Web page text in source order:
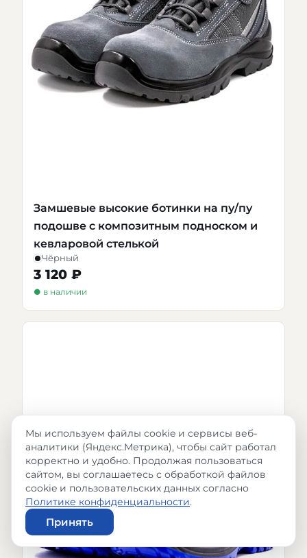
Замшевые высокие ботинки на пу/пу
подошве с композитным подноском и
кевларовой стелькой
Чёрный
3 120 ₽
● в наличии
Мы используем файлы cookie и сервисы веб-
аналитики (Яндекс.Метрика), чтобы сайт работал
корректно и удобно. Продолжая пользоваться
сайтом, вы соглашаетесь с обработкой файлов
cookie и пользовательских данных согласно
Политике конфиденциальности.
Принять